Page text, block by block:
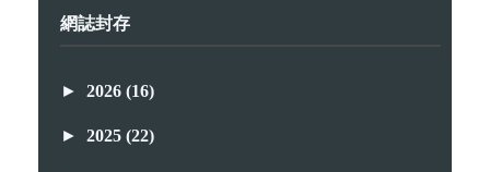
網誌封存
► 2026 (16)
► 2025 (22)